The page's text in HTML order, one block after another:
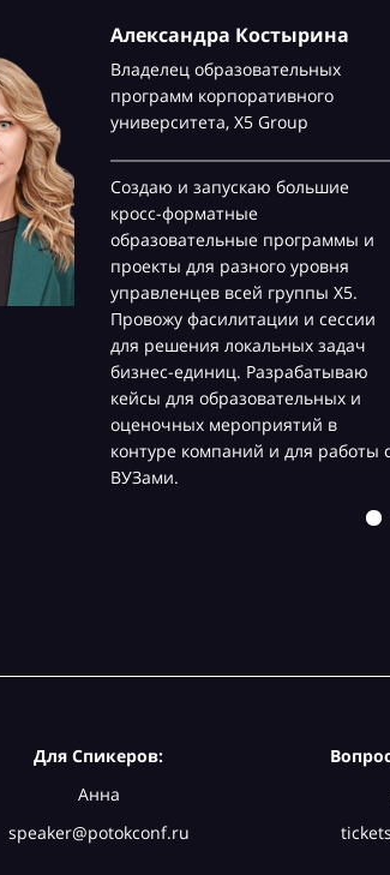
Александра Костырина
Владелец образовательных
программ корпоративного
университета, Х5 Group
Создаю и запускаю большие
кросс-форматные
образовательные программы и
проекты для разного уровня
управленцев всей группы Х5.
Провожу фасилитации и сессии
для решения локальных задач
бизнес-единиц. Разрабатываю
кейсы для образовательных и
оценочных мероприятий в
контуре компаний и для работы с
ВУЗами.
Для Спикеров:
Анна
speaker@potokconf.ru